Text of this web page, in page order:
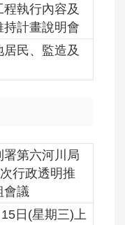
執行內容及
持計畫說明會
居民、監造及
署第六河川局
行政透明推
會議
日(星期三)上